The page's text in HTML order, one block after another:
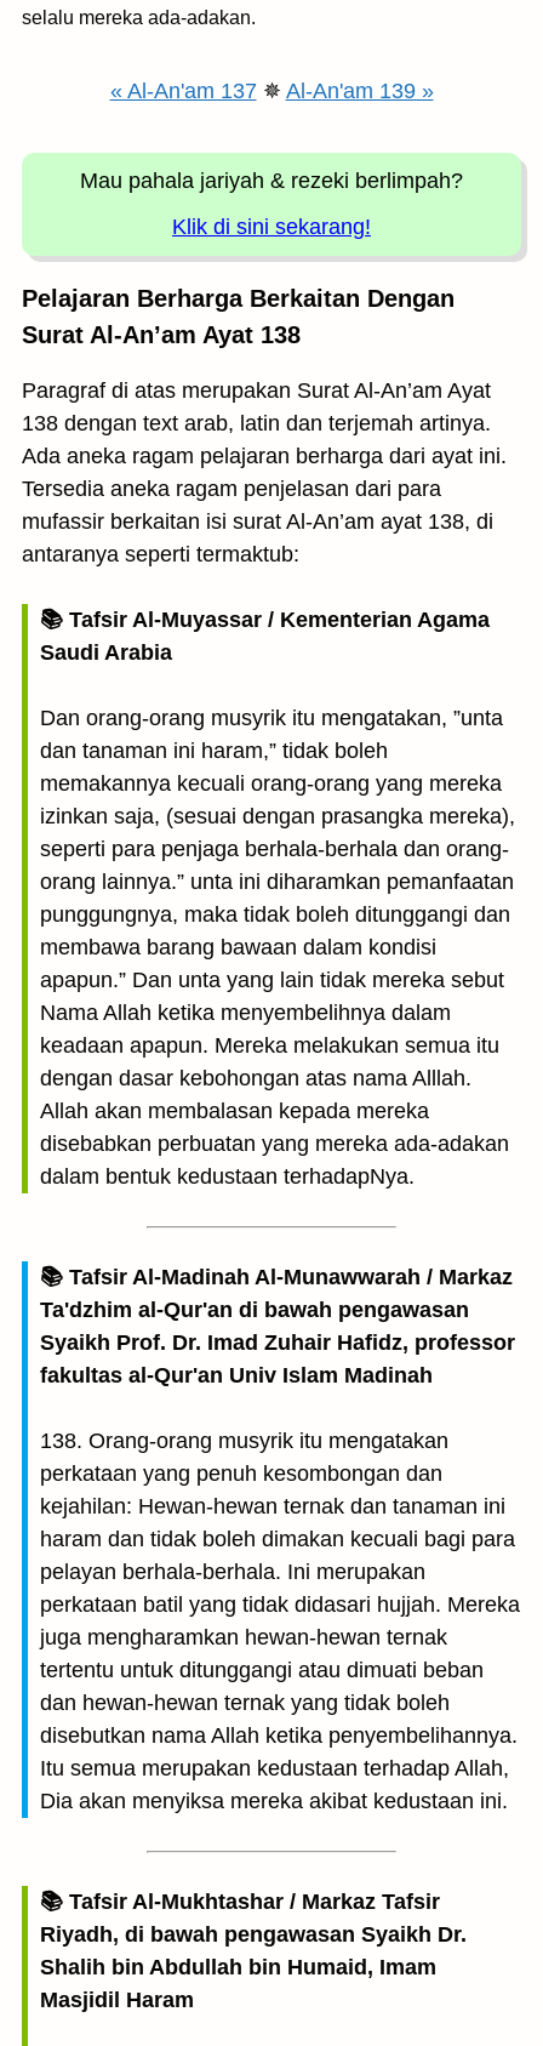
selalu mereka ada-adakan.
« Al-An'am 137✵ Al-An'am 139 »
Mau pahala jariyah & rezeki berlimpah?
Klik di sini sekarang!
Pelajaran Berharga Berkaitan Dengan
Surat Al-An’am Ayat 138
Paragraf di atas merupakan Surat Al-An’am Ayat
138 dengan text arab, latin dan terjemah artinya.
Ada aneka ragam pelajaran berharga dari ayat ini.
Tersedia aneka ragam penjelasan dari para
mufassir berkaitan isi surat Al-An’am ayat 138, di
antaranya seperti termaktub:
📚 Tafsir Al-Muyassar / Kementerian Agama
Saudi Arabia
Dan orang-orang musyrik itu mengatakan, ”unta
dan tanaman ini haram,” tidak boleh
memakannya kecuali orang-orang yang mereka
izinkan saja, (sesuai dengan prasangka mereka),
seperti para penjaga berhala-berhala dan orang-
orang lainnya.” unta ini diharamkan pemanfaatan
punggungnya, maka tidak boleh ditunggangi dan
membawa barang bawaan dalam kondisi
apapun.” Dan unta yang lain tidak mereka sebut
Nama Allah ketika menyembelihnya dalam
keadaan apapun. Mereka melakukan semua itu
dengan dasar kebohongan atas nama Alllah.
Allah akan membalasan kepada mereka
disebabkan perbuatan yang mereka ada-adakan
dalam bentuk kedustaan terhadapNya.
📚 Tafsir Al-Madinah Al-Munawwarah / Markaz
Ta'dzhim al-Qur'an di bawah pengawasan
Syaikh Prof. Dr. Imad Zuhair Hafidz, professor
fakultas al-Qur'an Univ Islam Madinah
138. Orang-orang musyrik itu mengatakan
perkataan yang penuh kesombongan dan
kejahilan: Hewan-hewan ternak dan tanaman ini
haram dan tidak boleh dimakan kecuali bagi para
pelayan berhala-berhala. Ini merupakan
perkataan batil yang tidak didasari hujjah. Mereka
juga mengharamkan hewan-hewan ternak
tertentu untuk ditunggangi atau dimuati beban
dan hewan-hewan ternak yang tidak boleh
disebutkan nama Allah ketika penyembelihannya.
Itu semua merupakan kedustaan terhadap Allah,
Dia akan menyiksa mereka akibat kedustaan ini.
📚 Tafsir Al-Mukhtashar / Markaz Tafsir
Riyadh, di bawah pengawasan Syaikh Dr.
Shalih bin Abdullah bin Humaid, Imam
Masjidil Haram